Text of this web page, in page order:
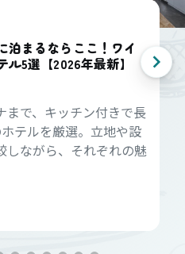
泊まるならここ！ワイ
5選【2026年最新】
まで、キッチン付きで長
テルを厳選。立地や設
しながら、それぞれの魅